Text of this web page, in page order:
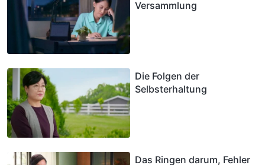
Versammlung
Die Folgen der
Selbsterhaltung
Das Ringen darum, Fehler